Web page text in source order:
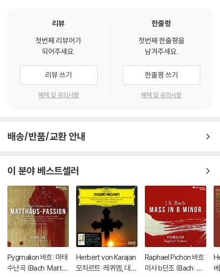
리뷰
첫번째 리뷰어가
되어주세요.
리뷰 쓰기
혜택 및 유의사항
한줄평
첫번째 한줄평을
남겨주세요.
한줄평 쓰기
혜택 및 유의사항
배송/반품/교환 안내
이 분야 베스트셀러
Pygmalion 바흐: 마태
수난곡 (Bach: Matth
Herbert von Karajan
모차르트: 레퀴엠, 대관
Raphael Pichon 바흐:
미사 b단조 (Bach: Ma